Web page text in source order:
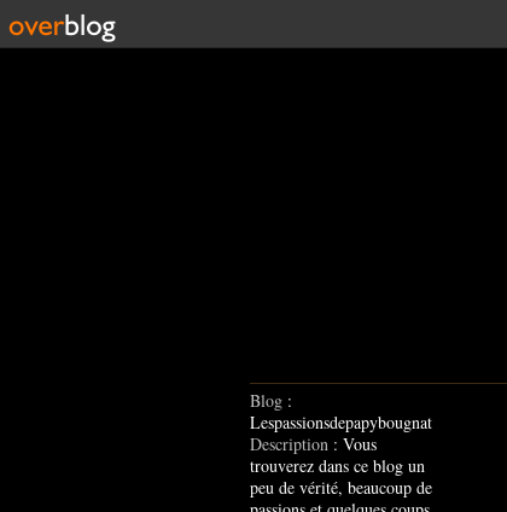
Blog :
Lespassionsdepapybougnat
Description : Vous
trouverez dans ce blog un
peu de vérité, beaucoup de